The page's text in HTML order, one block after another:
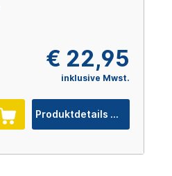
€ 22,95
inklusive Mwst.
Produktdetails